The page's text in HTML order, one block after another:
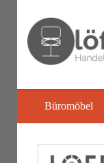
Büromöbel